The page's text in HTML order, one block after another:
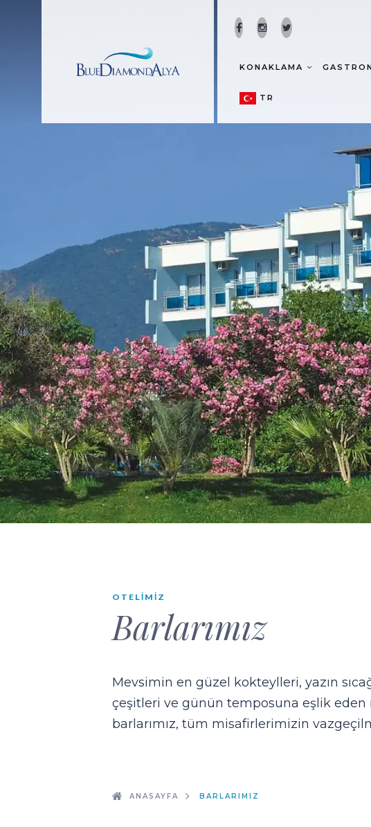
KONAKLAMA
TR
OTELIMIZ
Barlarımız
Mevsimin en güzel kokteylleri, yazın
çeşitleri ve günün temposuna eşlik eden
barlarımız, tüm misafirlerimizin
ANASAYFA BARLARIMIZ